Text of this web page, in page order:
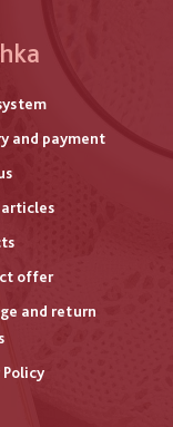
and payment
offer
and return
Policy